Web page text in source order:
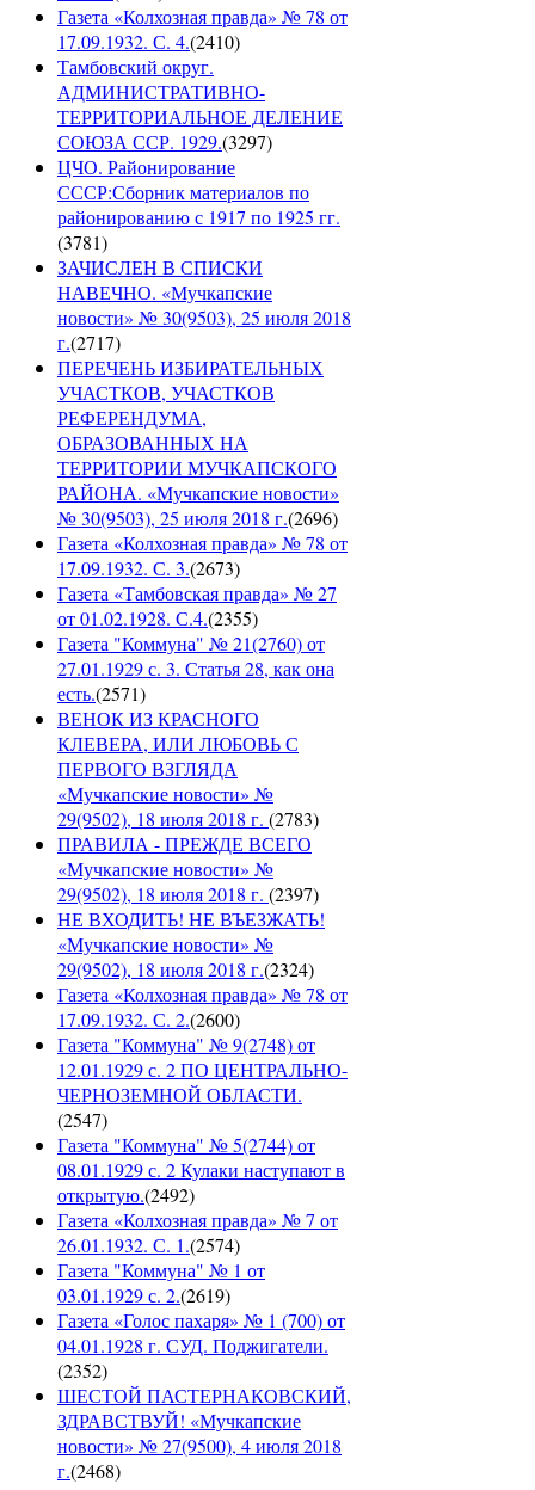
Газета «Колхозная правда» № 78 от
17.09.1932. С. 4.(2410)
Тамбовский округ.
АДМИНИСТРАТИВНО-
ТЕРРИТОРИАЛЬНОЕ ДЕЛЕНИЕ
СОЮЗА ССР. 1929.(3297)
ЦЧО. Районирование
СССР:Сборник материалов по
районированию с 1917 по 1925 гг.
(3781)
ЗАЧИСЛЕН В СПИСКИ
НАВЕЧНО. «Мучкапские
новости» № 30(9503), 25 июля 2018
г.(2717)
ПЕРЕЧЕНЬ ИЗБИРАТЕЛЬНЫХ
УЧАСТКОВ, УЧАСТКОВ
РЕФЕРЕНДУМА,
ОБРАЗОВАННЫХ НА
ТЕРРИТОРИИ МУЧКАПСКОГО
РАЙОНА. «Мучкапские новости»
№ 30(9503), 25 июля 2018 г.(2696)
Газета «Колхозная правда» № 78 от
17.09.1932. С. 3.(2673)
Газета «Тамбовская правда» № 27
от 01.02.1928. С.4.(2355)
Газета "Коммуна" № 21(2760) от
27.01.1929 с. 3. Статья 28, как она
есть.(2571)
ВЕНОК ИЗ КРАСНОГО
КЛЕВЕРА, ИЛИ ЛЮБОВЬ С
ПЕРВОГО ВЗГЛЯДА
«Мучкапские новости» №
29(9502), 18 июля 2018 г. (2783)
ПРАВИЛА - ПРЕЖДЕ ВСЕГО
«Мучкапские новости» №
29(9502), 18 июля 2018 г. (2397)
НЕ ВХОДИТЬ! НЕ ВЪЕЗЖАТЬ!
«Мучкапские новости» №
29(9502), 18 июля 2018 г.(2324)
Газета «Колхозная правда» № 78 от
17.09.1932. С. 2.(2600)
Газета "Коммуна" № 9(2748) от
12.01.1929 с. 2 ПО ЦЕНТРАЛЬНО-
ЧЕРНОЗЕМНОЙ ОБЛАСТИ.
(2547)
Газета "Коммуна" № 5(2744) от
08.01.1929 с. 2 Кулаки наступают в
открытую.(2492)
Газета «Колхозная правда» № 7 от
26.01.1932. С. 1.(2574)
Газета "Коммуна" № 1 от
03.01.1929 с. 2.(2619)
Газета «Голос пахаря» № 1 (700) от
04.01.1928 г. СУД. Поджигатели.
(2352)
ШЕСТОЙ ПАСТЕРНАКОВСКИЙ,
ЗДРАВСТВУЙ! «Мучкапские
новости» № 27(9500), 4 июля 2018
г.(2468)